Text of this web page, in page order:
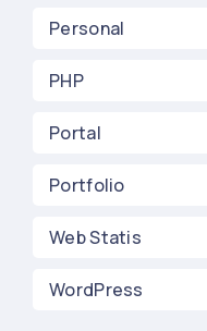
Personal
PHP
Portal
Portfolio
Web Statis
WordPress